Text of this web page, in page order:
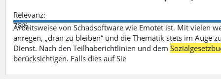
Relevanz:
78%
Arbeitsweise von Schadsoftware wie Emotet ist. Mit vielen
anregen, „dran zu bleiben“ und die Thematik stets im
Dienst. Nach den Teilhaberichtlinien und dem
berücksichtigen. Falls dies auf Sie